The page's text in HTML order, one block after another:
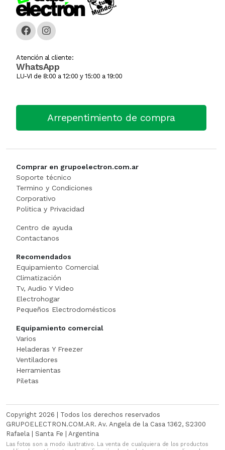
Atención al cliente:
WhatsApp
LU-VI de 8:00 a 12:00 y 15:00 a 19:00
Arrepentimiento de compra
Comprar en grupoelectron.com.ar
Soporte técnico
Termino y Condiciones
Corporativo
Politica y Privacidad
Centro de ayuda
Contactanos
Recomendados
Equipamiento Comercial
Climatización
Tv, Audio Y Video
Electrohogar
Pequeños Electrodomésticos
Equipamiento comercial
Varios
Heladeras Y Freezer
Ventiladores
Herramientas
Piletas
Copyright 2026 | Todos los derechos reservados
GRUPOELECTRON.COM.AR. Av. Angela de la Casa 1362, S2300
Rafaela | Santa Fe | Argentina
Las fotos son a modo ilustrativo. La venta de cualquiera de los productos
Caja Monedera
Carteles Led
Churrera / Rellenadora De
CONSERVADORA DE HIEL
CONTADORA BILLET
Cortador De Papa
Cortadora De Fiambre
Dispenser
Embutidora
Envasadora Al Vacio
EXHIBIDORES DE VIDRI
Exprimidoras / Jugueras
Extractor
FILETEADOR
Freidora
Jarra Electrica
Licuadoras
Planchas
Procesadoras / Picadoras
Sandwichera
Tostadoras
WAFFLERA
ESCALERA
Hidrolavadora
Motoguada
Motosierra
NIVEL LASE
PISTOLAS DE CALO
Rotomartillo
Sensitiva
SET HERRAMIENT
Sierras Circulares
SIERRAS SABL
SOLDADOR
Taladro